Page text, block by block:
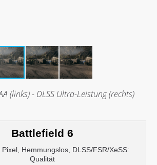
(links) - DLSS Ultra-Leistung (rechts)
Battlefield 6
Hemmungslos, DLSS/FSR/XeSS:
Qualität